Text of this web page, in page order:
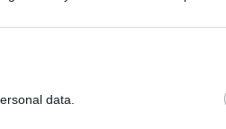
data.
szintén kezelték,